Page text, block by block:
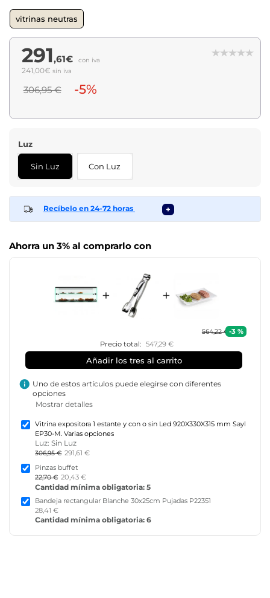
vitrinas neutras
291,61€ con iva
241,00€ sin iva
306,95 € -5%
Luz
Sin Luz Con Luz
Recíbelo en 24-72 horas +
Ahorra un 3% al comprarlo con
+ +
564,22 € -3 %
Precio total:
547,29 €
Añadir los tres al carrito
info Uno de estos artículos puede elegirse con diferentes
opciones
Mostrar detalles
Vitrina expositora 1 estante y con o sin Led 920X330X315 mm Sayl
EP30-M. Varias opciones
Luz: Sin Luz
306,95 € 291,61 €
Pinzas buffet
22,70 € 20,43 €
Cantidad mínima obligatoria: 5
Bandeja rectangular Blanche 30x25cm Pujadas P22351
28,41 €
Cantidad mínima obligatoria: 6